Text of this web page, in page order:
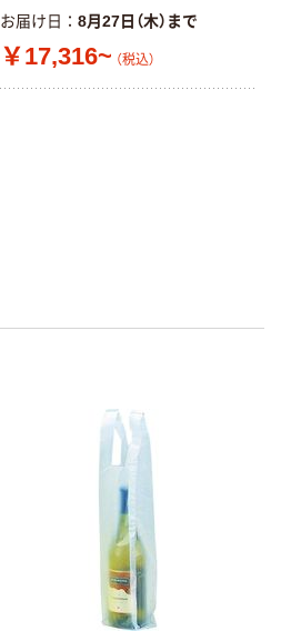
お届け日 8月27日（木）まで
￥17,316~ （税込）